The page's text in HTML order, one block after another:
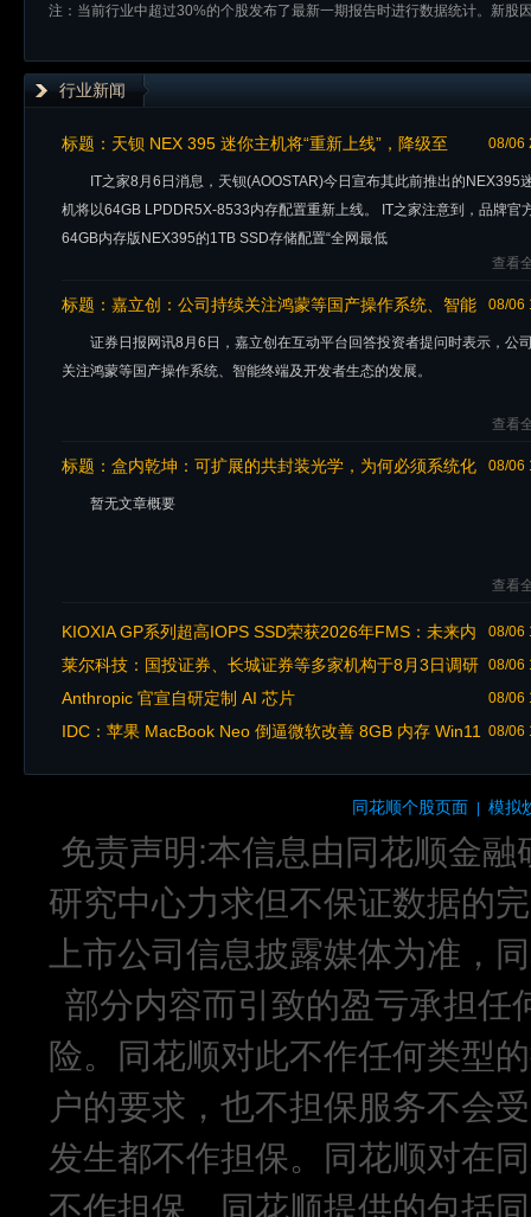
注：当前行业中超过30%的个股发布了最新一期报告时进行数据统计。新股
行业新闻
08/06
标题： 天钡 NEX 395 迷你主机将“重新上线”，降级至
IT之家8月6日消息，天钡(AOOSTAR)今日宣布其此前推出的NEX395
机将以64GB LPDDR5X-8533内存配置重新上线。 IT之家注意到，品牌官
64GB内存版NEX395的1TB SSD存储配置“全网最低
查看
08/06
标题： 嘉立创：公司持续关注鸿蒙等国产操作系统、智能
证券日报网讯8月6日，嘉立创在互动平台回答投资者提问时表示，公
关注鸿蒙等国产操作系统、智能终端及开发者生态的发展。
查看
08/06
标题： 盒内乾坤：可扩展的共封装光学，为何必须系统化
暂无文章概要
查看
08/06
KIOXIA GP系列超高IOPS SSD荣获2026年FMS：未来内
存与存储展“最佳展品”大奖
08/06
莱尔科技：国投证券、长城证券等多家机构于8月3日调研
我司
08/06
Anthropic 官宣自研定制 AI 芯片
08/06
IDC：苹果 MacBook Neo 倒逼微软改善 8GB 内存 Win11
同花顺个股页面 | 模拟
免责声明:本信息由同花顺金
研究中心力求但不保证数据的
上市公司信息披露媒体为准，
部分内容而引致的盈亏承担任
险。同花顺对此不作任何类型
户的要求，也不担保服务不会
发生都不作担保。同花顺对在
不作担保。同花顺提供的包括